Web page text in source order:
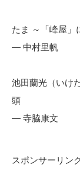
たま ～「峰屋
— 中村里帆
池田蘭光（いけ
頭
— 寺脇康文
スポンサーリン